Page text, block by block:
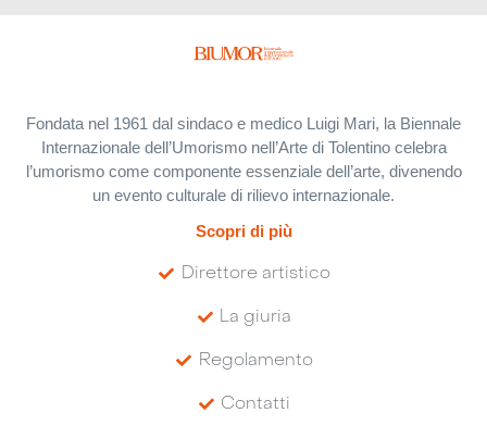
Fondata nel 1961 dal sindaco e medico Luigi Mari, la Biennale
Internazionale dell’Umorismo nell’Arte di Tolentino celebra
l’umorismo come componente essenziale dell’arte, divenendo
un evento culturale di rilievo internazionale.
Scopri di più
Direttore artistico
La giuria
Regolamento
Contatti